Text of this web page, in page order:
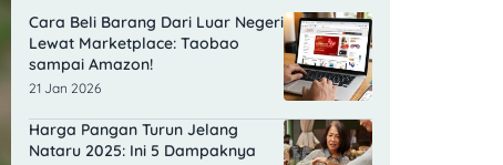
Cara Beli Barang Dari Luar Negeri​
Lewat Marketplace: Taobao
sampai Amazon!
21 Jan 2026
Harga Pangan Turun Jelang
Nataru 2025: Ini 5 Dampaknya